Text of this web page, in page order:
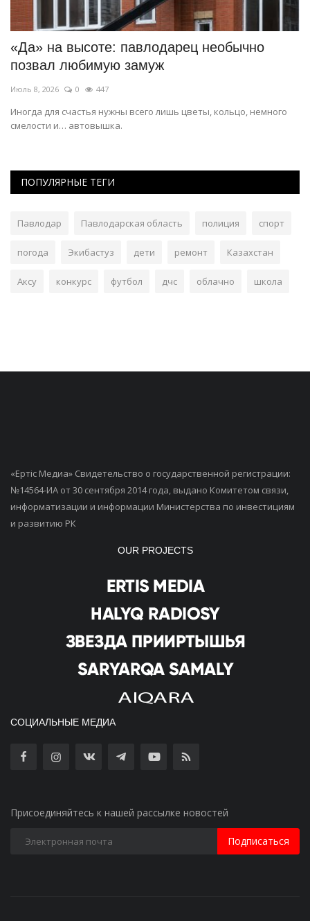
«Да» на высоте: павлодарец необычно
позвал любимую замуж
Июль 8, 2026 0 447
Иногда для счастья нужны всего лишь цветы, кольцо, немного
смелости и… автовышка.
ПОПУЛЯРНЫЕ ТЕГИ
Павлодар Павлодарская область полиция спорт
погода Экибастуз дети ремонт Казахстан
Аксу конкурс футбол дчс облачно школа
«Ертiс Медиа» Свидетельство о государственной регистрации:
№14564-ИА от 30 сентября 2014 года, выдано Комитетом связи,
информатизации и информации Министерства по инвестициям
и развитию РК
OUR PROJECTS
СОЦИАЛЬНЫЕ МЕДИА
Присоединяйтесь к нашей рассылке новостей
Подписаться